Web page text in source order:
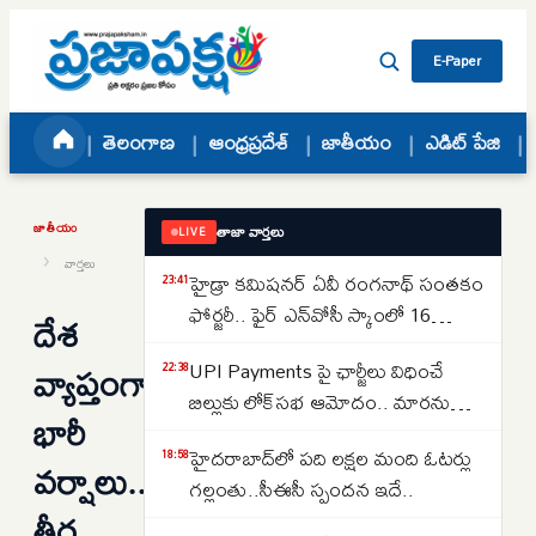
Skip to content
E-Paper
తెలంగాణ ఆంధ్రప్రదేశ్ జాతీయం ఎడిట్ పేజి
జాతీయం
› వార్తలు
దేశ
వ్యాప్తంగా
భారీ
వర్షాలు..
LIVE తాజా వార్తలు
23:41హైడ్రా కమిషనర్ ఏవీ రంగనాథ్ సంతకం
ఫోర్జరీ.. ఫైర్ ఎన్‌వోసీ స్కాంలో 16
22:38UPI Payments పై ఛార్జీలు విధించే
బిల్లుకు లోక్‌సభ ఆమోదం.. మారనున్న
18:58హైదరాబాద్‌లో పది లక్షల మంది ఓటర్లు
గల్లంతు..సీఈసీ స్పందన ఇదే..